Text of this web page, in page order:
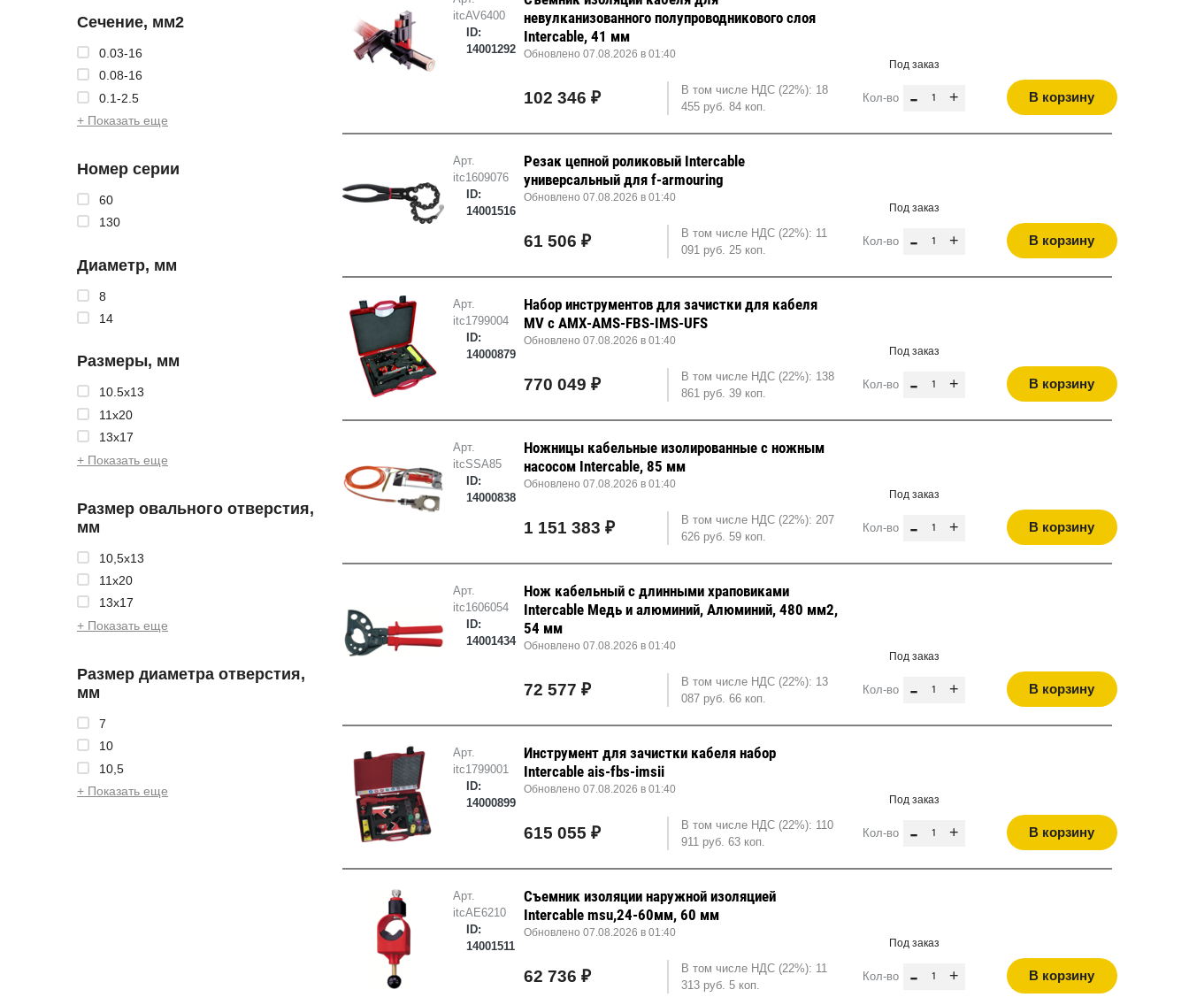
Сечение, мм2
0.03-16
0.08-16
0.1-2.5
+ Показать еще
Номер серии
60
130
Диаметр, мм
8
14
Размеры, мм
10.5x13
11x20
13x17
+ Показать еще
Размер овального отверстия,
мм
10,5x13
11x20
13x17
+ Показать еще
Размер диаметра отверстия,
мм
7
10
10,5
+ Показать еще
itcAV6400
ID:
14001292
невулканизованного полупроводникового слоя
Intercable, 41 мм
Обновлено 07.08.2026 в 01:40
102 346 ₽
В том числе НДС (22%): 18
455 руб. 84 коп.
Под заказ
Кол-во - + В корзину
Арт.
itc1609076
ID:
14001516
Резак цепной роликовый Intercable
универсальный для f-armouring
Обновлено 07.08.2026 в 01:40
61 506 ₽
В том числе НДС (22%): 11
091 руб. 25 коп.
Под заказ
Кол-во - + В корзину
Арт.
itc1799004
ID:
14000879
Набор инструментов для зачистки для кабеля
MV с AMX-AMS-FBS-IMS-UFS
Обновлено 07.08.2026 в 01:40
770 049 ₽
В том числе НДС (22%): 138
861 руб. 39 коп.
Под заказ
Кол-во - + В корзину
Арт.
itcSSA85
ID:
14000838
Ножницы кабельные изолированные с ножным
насосом Intercable, 85 мм
Обновлено 07.08.2026 в 01:40
1 151 383 ₽
В том числе НДС (22%): 207
626 руб. 59 коп.
Под заказ
Кол-во - + В корзину
Арт.
itc1606054
ID:
14001434
Нож кабельный с длинными храповиками
Intercable Медь и алюминий, Алюминий, 480 мм2,
54 мм
Обновлено 07.08.2026 в 01:40
72 577 ₽
В том числе НДС (22%): 13
087 руб. 66 коп.
Под заказ
Кол-во - + В корзину
Арт.
itc1799001
ID:
14000899
Инструмент для зачистки кабеля набор
Intercable ais-fbs-imsii
Обновлено 07.08.2026 в 01:40
615 055 ₽
В том числе НДС (22%): 110
911 руб. 63 коп.
Под заказ
Кол-во - + В корзину
Арт.
itcAE6210
ID:
14001511
Съемник изоляции наружной изоляцией
Intercable msu,24-60мм, 60 мм
Обновлено 07.08.2026 в 01:40
62 736 ₽
В том числе НДС (22%): 11
313 руб. 5 коп.
Под заказ
Кол-во - + В корзину